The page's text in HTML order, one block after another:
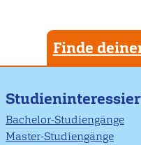
Finde
Bachelor-Studiengänge
Master-Studiengänge